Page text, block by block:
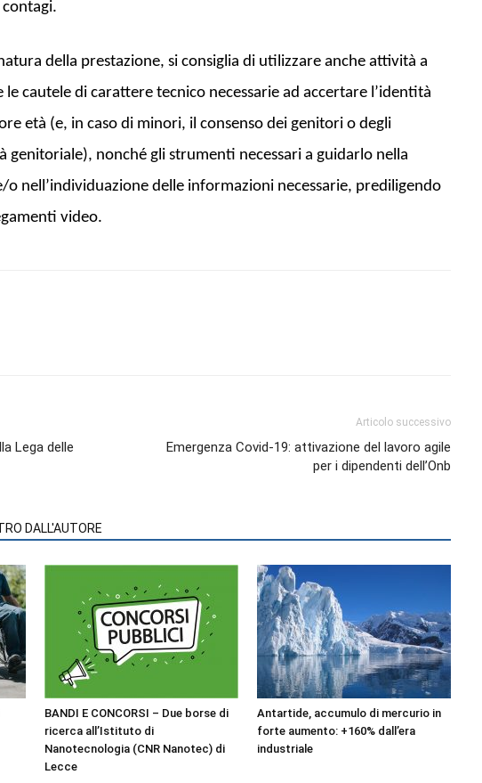
della prestazione, si consiglia di utilizzare anche attività a
cautele di carattere tecnico necessarie ad accertare l’identità
età (e, in caso di minori, il consenso dei genitori o degli
genitoriale), nonché gli strumenti necessari a guidarlo nella
o nell’individuazione delle informazioni necessarie, prediligendo
video.
Lega delle
Articolo successivo
Emergenza Covid-19: attivazione del lavoro agile
per i dipendenti dell’Onb
DALL'AUTORE
BANDI E CONCORSI – Due borse di
ricerca all’Istituto di
Nanotecnologia (CNR Nanotec) di
Lecce
Antartide, accumulo di mercurio in
forte aumento: +160% dall’era
industriale